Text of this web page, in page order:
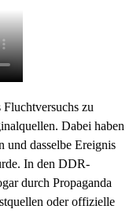
zu
Dabei haben
und dasselbe Ereignis
In den DDR-
durch Propaganda
oder offizielle